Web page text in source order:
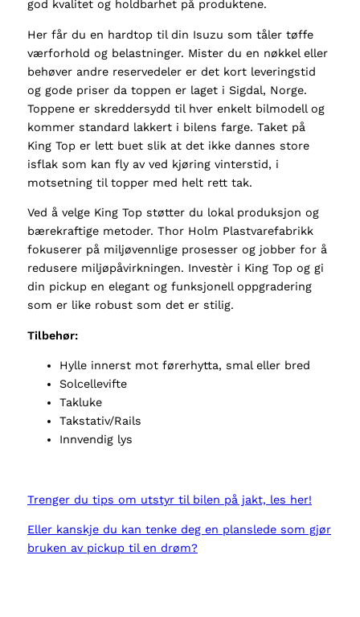
D
C
2
0
1
2
-
2
0
1
a
n
t
a
l
l
god kvalitet og holdbarhet på produktene.
Her får du en hardtop til din Isuzu som tåler tøffe
værforhold og belastninger. Mister du en nøkkel eller
behøver andre reservedeler er det kort leveringstid
og gode priser da toppen er laget i Sigdal, Norge.
Toppene er skreddersydd til hver enkelt bilmodell og
kommer standard lakkert i bilens farge. Taket på
King Top er lett buet slik at det ikke dannes store
isflak som kan fly av ved kjøring vinterstid, i
motsetning til topper med helt rett tak.
Ved å velge King Top støtter du lokal produksjon og
bærekraftige metoder. Thor Holm Plastvarefabrikk
fokuserer på miljøvennlige prosesser og jobber for å
redusere miljøpåvirkningen. Investèr i King Top og gi
din pickup en elegant og funksjonell oppgradering
som er like robust som det er stilig.
Tilbehør:
Hylle innerst mot førerhytta, smal eller bred
Solcellevifte
Takluke
Takstativ/Rails
Innvendig lys
Trenger du tips om utstyr til bilen på jakt, les her!
Eller kanskje du kan tenke deg en planslede som gjør
bruken av pickup til en drøm?